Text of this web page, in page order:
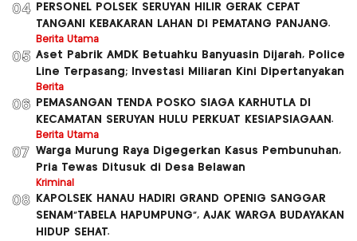
04
PERSONEL POLSEK SERUYAN HILIR GERAK CEPAT
TANGANI KEBAKARAN LAHAN DI PEMATANG PANJANG.
Berita Utama
05 Aset Pabrik AMDK Betuahku Banyuasin Dijarah, Police
Line Terpasang; Investasi Miliaran Kini Dipertanyakan
Berita
06
PEMASANGAN TENDA POSKO SIAGA KARHUTLA DI
KECAMATAN SERUYAN HULU PERKUAT KESIAPSIAGAAN.
Berita Utama
07 Warga Murung Raya Digegerkan Kasus Pembunuhan,
Pria Tewas Ditusuk di Desa Belawan
Kriminal
08
KAPOLSEK HANAU HADIRI GRAND OPENIG SANGGAR
SENAM”TABELA HAPUMPUNG”, AJAK WARGA BUDAYAKAN
HIDUP SEHAT.